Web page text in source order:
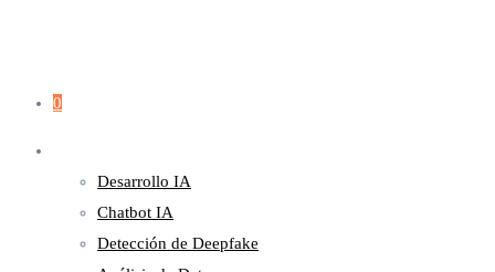
0
Desarrollo IA
Chatbot IA
Detección de Deepfake